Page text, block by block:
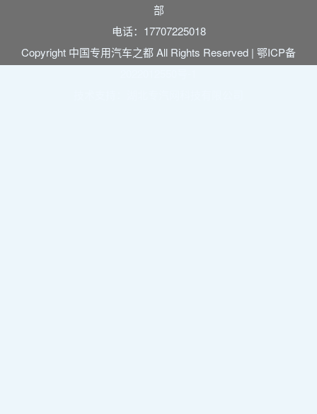
部
电话：17707225018
Copyright 中国专用汽车之都 All Rights Reserved | 鄂ICP备